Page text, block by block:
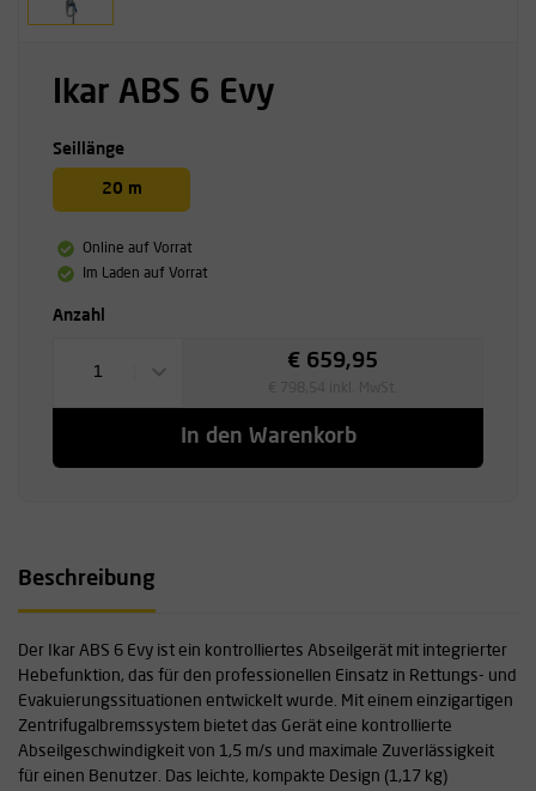
Ikar ABS 6 Evy
Seillänge
20 m
Online auf Vorrat
Im Laden auf Vorrat
Anzahl
1
€ 659,95
In den Warenkorb
Beschreibung
Der Ikar ABS 6 Evy ist ein kontrolliertes Abseilgerät mit integrierter
Hebefunktion, das für den professionellen Einsatz in Rettungs- und
Evakuierungssituationen entwickelt wurde. Mit einem einzigartigen
Zentrifugalbremssystem bietet das Gerät eine kontrollierte
Abseilgeschwindigkeit von 1,5 m/s und maximale Zuverlässigkeit
für einen Benutzer. Das leichte, kompakte Design (1,17 kg)